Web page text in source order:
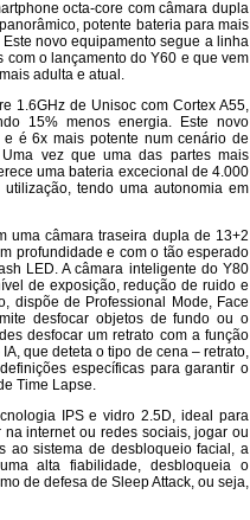
octa-core com câmara dupla
potente bateria para mais
novo equipamento segue a linha
o lançamento do Y60 e que vem
adulta e atual.
1.6GHz de Unisoc com Cortex A55,
15% menos energia. Este novo
é 6x mais potente num cenário de
vez que uma das partes mais
uma bateria excecional de 4.000
tendo uma autonomia em
uma câmara traseira dupla de 13+2
profundidade e com o tão esperado
LED. A câmara inteligente do Y80
de exposição, redução de ruido e
dispõe de Professional Mode, Face
desfocar objetos de fundo ou o
desfocar um retrato com a função
que deteta o tipo de cena – retrato,
específicas para garantir o
Time Lapse.
IPS e vidro 2.5D, ideal para
internet ou redes sociais, jogar ou
ao sistema de desbloqueio facial, a
alta fiabilidade, desbloqueia o
de defesa de Sleep Attack, ou seja,